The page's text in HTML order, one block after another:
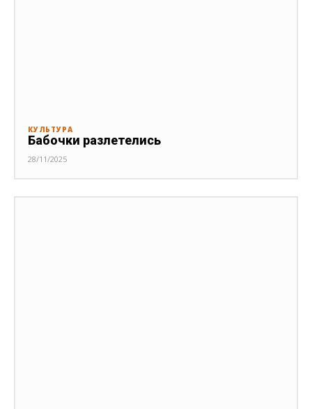
КУЛЬТУРА
Бабочки разлетелись
28/11/2025